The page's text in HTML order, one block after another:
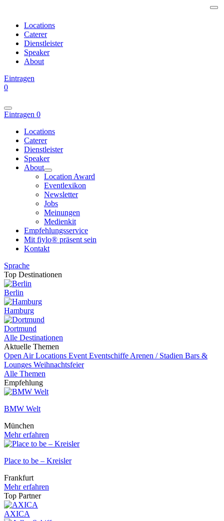
Locations
Caterer
Dienstleister
Speaker
About
Eintragen
0
Eintragen 0
Locations
Caterer
Dienstleister
Speaker
About
Location Award
Eventlexikon
Newsletter
Jobs
Meinungen
Medienkit
Empfehlungsservice
Mit fiylo® präsent sein
Kontakt
Sprache
Top Destinationen
Berlin
Hamburg
Dortmund
Alle Destinationen
Aktuelle Themen
Open Air Locations Event Eventschiffe Arenen / Stadien Bars &
Lounges Weihnachtsfeier
Alle Themen
Empfehlung
BMW Welt
München
Mehr erfahren
Place to be – Kreisler
Frankfurt
Mehr erfahren
Top Partner
AXICA